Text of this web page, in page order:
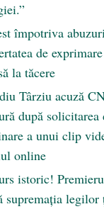
împotriva
de
la tăcere
Târziu acuză
după solicitarea
a unui clip
online
istoric!
supremația